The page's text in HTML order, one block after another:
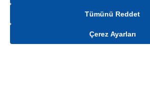
Gelince Haber Ver
Tümünü Reddet
Çerez Ayarları